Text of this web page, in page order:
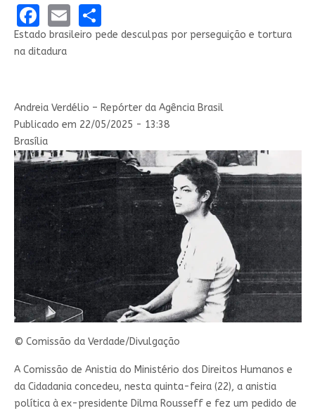
Facebook
EmailShare
Estado brasileiro pede desculpas por perseguição e tortura
na ditadura
Andreia Verdélio – Repórter da Agência Brasil
Publicado em 22/05/2025 - 13:38
Brasília
© Comissão da Verdade/Divulgação
A Comissão de Anistia do Ministério dos Direitos Humanos e
da Cidadania concedeu, nesta quinta-feira (22), a anistia
política à ex-presidente Dilma Rousseff e fez um pedido de